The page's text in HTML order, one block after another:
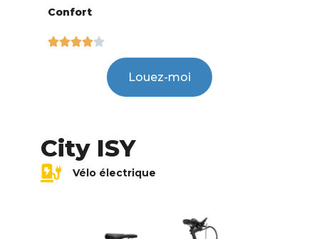
Confort

Louez-moi
City ISY
Vélo électrique